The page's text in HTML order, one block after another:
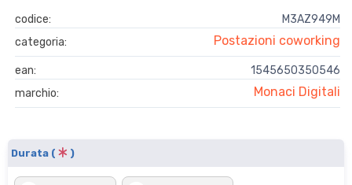
codice:
M3AZ949M
categoria:
Postazioni coworking
ean:
1545650350546
marchio:
Monaci Digitali
Durata ( )